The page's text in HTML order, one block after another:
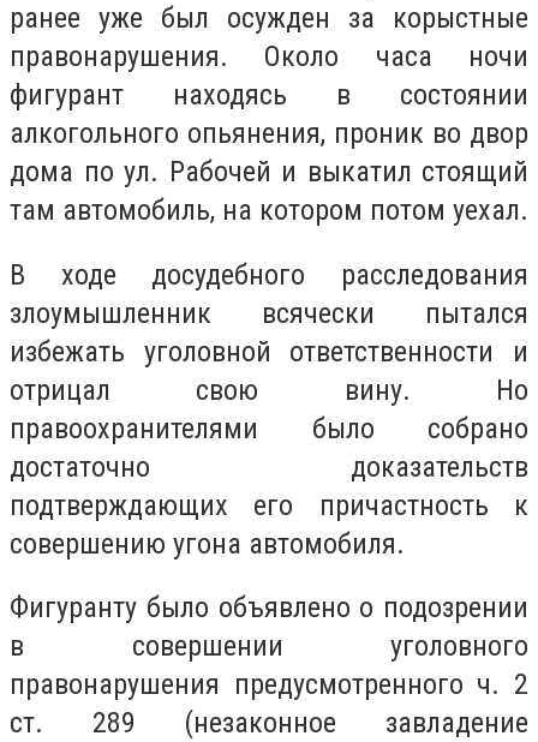
ранее уже был осужден за корыстные
правонарушения. Около часа ночи
фигурант находясь в состоянии
алкогольного опьянения, проник во двор
дома по ул. Рабочей и выкатил стоящий
там автомобиль, на котором потом уехал.
В ходе досудебного расследования
злоумышленник всячески пытался
избежать уголовной ответственности и
отрицал свою вину. Но
правоохранителями было собрано
достаточно доказательств
подтверждающих его причастность к
совершению угона автомобиля.
Фигуранту было объявлено о подозрении
в совершении уголовного
правонарушения предусмотренного ч. 2
ст. 289 (незаконное завладение